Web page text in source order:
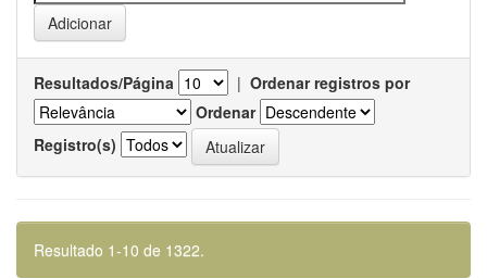
Resultados/Página | Ordenar registros por
Ordenar
Registro(s)
Resultado 1-10 de 1322.